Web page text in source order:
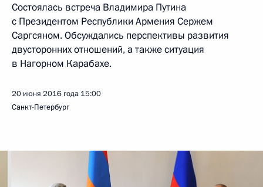
Состоялась встреча Владимира Путина
с Президентом Республики Армения Сержем
Саргсяном. Обсуждались перспективы развития
двусторонних отношений, а также ситуация
в Нагорном Карабахе.
20 июня 2016 года 15:00
Санкт-Петербург